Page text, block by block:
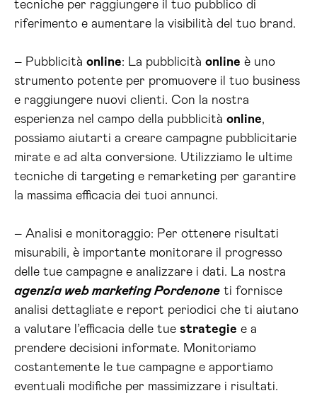
tecniche per raggiungere il tuo pubblico di
riferimento e aumentare la visibilità del tuo brand.
– Pubblicità online: La pubblicità online è uno
strumento potente per promuovere il tuo business
e raggiungere nuovi clienti. Con la nostra
esperienza nel campo della pubblicità online,
possiamo aiutarti a creare campagne pubblicitarie
mirate e ad alta conversione. Utilizziamo le ultime
tecniche di targeting e remarketing per garantire
la massima efficacia dei tuoi annunci.
– Analisi e monitoraggio: Per ottenere risultati
misurabili, è importante monitorare il progresso
delle tue campagne e analizzare i dati. La nostra
agenzia web marketing Pordenone ti fornisce
analisi dettagliate e report periodici che ti aiutano
a valutare l’efficacia delle tue strategie e a
prendere decisioni informate. Monitoriamo
costantemente le tue campagne e apportiamo
eventuali modifiche per massimizzare i risultati.